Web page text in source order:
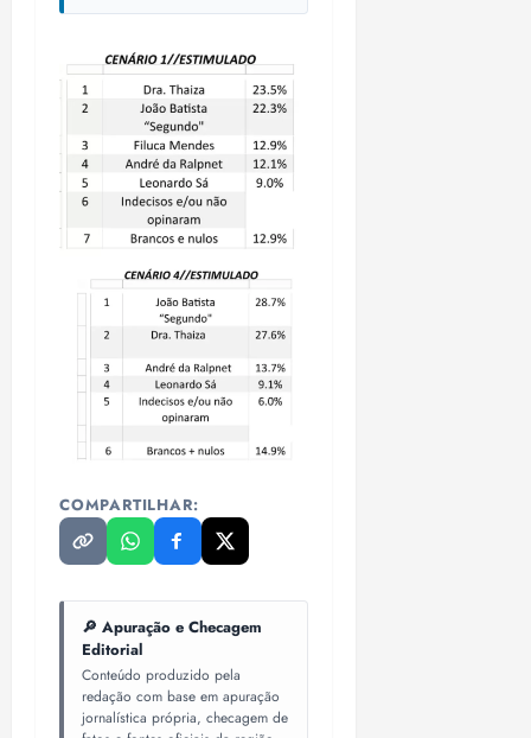
COMPARTILHAR:
🔎 Apuração e Checagem
Editorial
Conteúdo produzido pela
redação com base em apuração
jornalística própria, checagem de